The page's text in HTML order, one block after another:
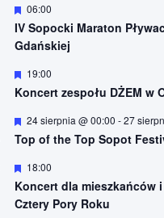
W
y
r
ó
n
o
e
06:00
IV Sopocki Maraton
Gdańskiej
W
r
ż
n
i
o
n
e
19:00
Koncert zespołu DŻEM w
W
r
ż
n
o
24 sierpnia @ 00:00 -27
Top of the Top Sopot
W
r
ó
18:00
Koncert dla mieszkańców
Cztery Pory Roku